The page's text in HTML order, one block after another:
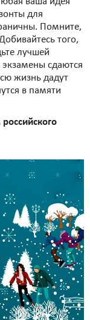
для
Помните,
того,
лучшей
экзамены сдаются
жизнь дадут
в памяти